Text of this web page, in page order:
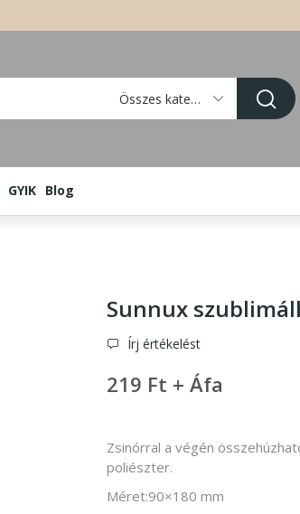
Összes kategória
GYIK Blog
Sunnux
Írj értékelést
219 Ft + Áfa
Zsinórral a végén
poliészter.
Méret:90×180 mm